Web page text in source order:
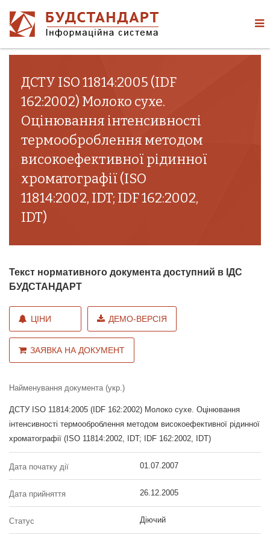
ДСТУ ISO 11814:2005 (IDF
162:2002) Молоко сухе.
Оцінювання інтенсивності
термооброблення методом
високоефективної рідинної
хроматографії (ISO
11814:2002, IDT; IDF 162:2002,
IDT)
Текст нормативного документа доступний в ІДС
БУДСТАНДАРТ
ЦІНИ ДЕМО-ВЕРСІЯ
ЗАЯВКА НА ДОКУМЕНТ
Найменування документа (укр.)
ДСТУ ISO 11814:2005 (IDF 162:2002) Молоко сухе. Оцінювання
інтенсивності термооброблення методом високоефективної рідинної
хроматографії (ISO 11814:2002, IDT; IDF 162:2002, IDT)
Дата початку дії 01.07.2007
Дата прийняття 26.12.2005
Статус Діючий